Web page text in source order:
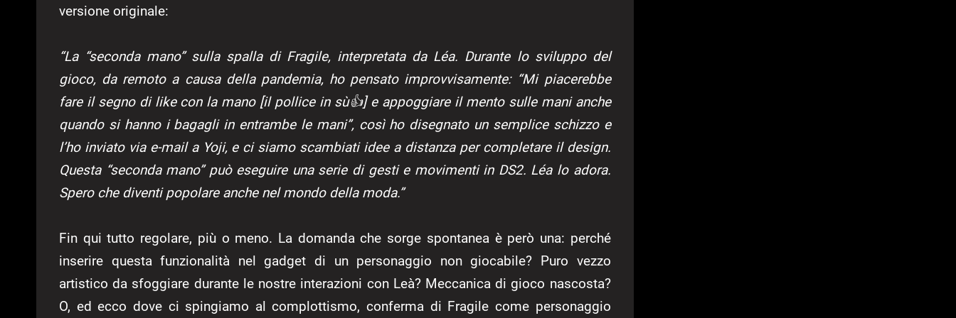
versione originale:
“La “seconda mano” sulla spalla di Fragile, interpretata da Léa. Durante lo sviluppo del
gioco, da remoto a causa della pandemia, ho pensato improvvisamente: “Mi piacerebbe
fare il segno di like con la mano [il pollice in sù👍] e appoggiare il mento sulle mani anche
quando si hanno i bagagli in entrambe le mani”, così ho disegnato un semplice schizzo e
l’ho inviato via e-mail a Yoji, e ci siamo scambiati idee a distanza per completare il design.
Questa “seconda mano” può eseguire una serie di gesti e movimenti in DS2. Léa lo adora.
Spero che diventi popolare anche nel mondo della moda.”
Fin qui tutto regolare, più o meno. La domanda che sorge spontanea è però una: perché
inserire questa funzionalità nel gadget di un personaggio non giocabile? Puro vezzo
artistico da sfoggiare durante le nostre interazioni con Leà? Meccanica di gioco nascosta?
O, ed ecco dove ci spingiamo al complottismo, conferma di Fragile come personaggio